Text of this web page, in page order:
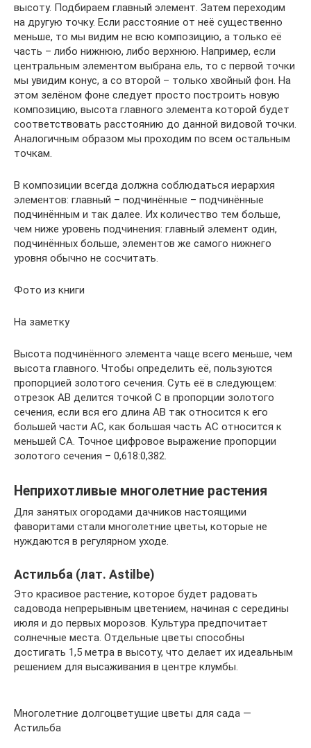
высоту. Подбираем главный элемент. Затем переходим
на другую точку. Если расстояние от неё существенно
меньше, то мы видим не всю композицию, а только её
часть – либо нижнюю, либо верхнюю. Например, если
центральным элементом выбрана ель, то с первой точки
мы увидим конус, а со второй – только хвойный фон. На
этом зелёном фоне следует просто построить новую
композицию, высота главного элемента которой будет
соответствовать расстоянию до данной видовой точки.
Аналогичным образом мы проходим по всем остальным
точкам.
В композиции всегда должна соблюдаться иерархия
элементов: главный – подчинённые – подчинённые
подчинённым и так далее. Их количество тем больше,
чем ниже уровень подчинения: главный элемент один,
подчинённых больше, элементов же самого нижнего
уровня обычно не сосчитать.
Фото из книги
На заметку
Высота подчинённого элемента чаще всего меньше, чем
высота главного. Чтобы определить её, пользуются
пропорцией золотого сечения. Суть её в следующем:
отрезок АВ делится точкой С в пропорции золотого
сечения, если вся его длина АВ так относится к его
большей части АС, как большая часть АС относится к
меньшей СА. Точное цифровое выражение пропорции
золотого сечения – 0,618:0,382.
Неприхотливые многолетние растения
Для занятых огородами дачников настоящими
фаворитами стали многолетние цветы, которые не
нуждаются в регулярном уходе.
Астильба (лат. Astilbe)
Это красивое растение, которое будет радовать
садовода непрерывным цветением, начиная с середины
июля и до первых морозов. Культура предпочитает
солнечные места. Отдельные цветы способны
достигать 1,5 метра в высоту, что делает их идеальным
решением для высаживания в центре клумбы.
Многолетние долгоцветущие цветы для сада —
Астильба